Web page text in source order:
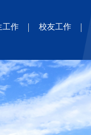
工作 校友工作